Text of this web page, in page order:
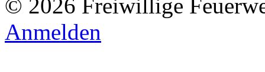
© 2026 Freiwillige
Anmelden